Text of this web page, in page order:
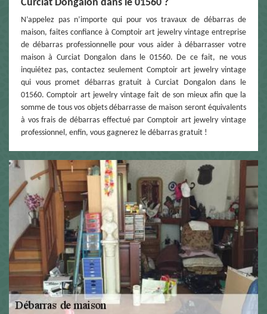
Curciat Dongalon dans le 01560 ?
N’appelez pas n’importe qui pour vos travaux de débarras de
maison, faites confiance à Comptoir art jewelry vintage entreprise
de débarras professionnelle pour vous aider à débarrasser votre
maison à Curciat Dongalon dans le 01560. De ce fait, ne vous
inquiétez pas, contactez seulement Comptoir art jewelry vintage
qui vous promet débarras gratuit à Curciat Dongalon dans le
01560. Comptoir art jewelry vintage fait de son mieux afin que la
somme de tous vos objets débarrasse de maison seront équivalents
à vos frais de débarras effectué par Comptoir art jewelry vintage
professionnel, enfin, vous gagnerez le débarras gratuit !